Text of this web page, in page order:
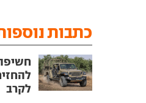
כתבות
לקרב